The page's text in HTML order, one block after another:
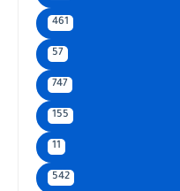
461
57
747
155
11
542